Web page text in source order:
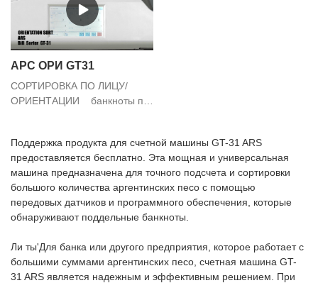
Поддержка продукта для счетной машины GT-31 ARS
предоставляется бесплатно. Эта мощная и универсальная
машина предназначена для точного подсчета и сортировки
большого количества аргентинских песо с помощью
передовых датчиков и программного обеспечения, которые
обнаруживают поддельные банкноты.
Ли ты'Для банка или другого предприятия, которое работает с
большими суммами аргентинских песо, счетная машина GT-
31 ARS является надежным и эффективным решением. При
АРС ОРИ GT31
СОРТИРОВКА ПО ЛИЦУ/
ОРИЕНТАЦИИ банкноты по